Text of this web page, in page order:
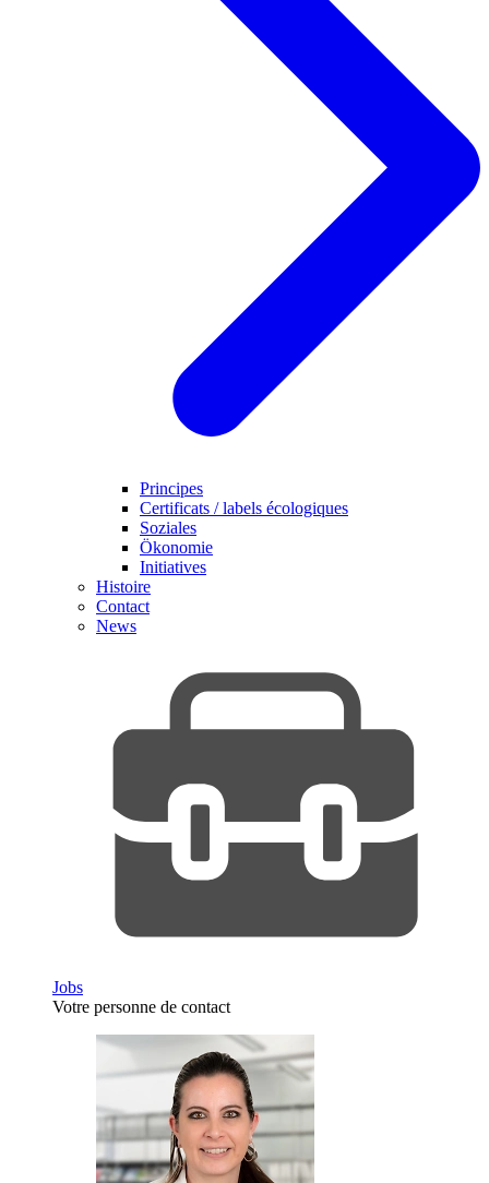
Principes
Certificats / labels écologiques
Soziales
Ökonomie
Initiatives
Histoire
Contact
News
Jobs
Votre personne de contact